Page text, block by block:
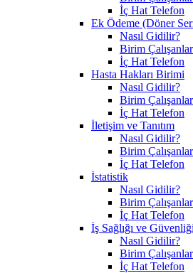
İç Hat Telefon
Ek Ödeme (Döner
Nasıl Gidilir?
Birim
İç Hat Telefon
Hasta Hakları Birimi
Nasıl Gidilir?
Birim
İç Hat Telefon
İletişim ve Tanıtım
Nasıl Gidilir?
Birim
İç Hat Telefon
İstatistik
Nasıl Gidilir?
Birim
İç Hat Telefon
İş Sağlığı ve Güvenliği
Nasıl Gidilir?
Birim
İç Hat Telefon